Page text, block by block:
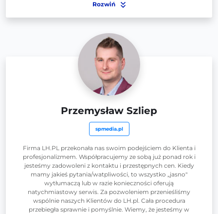
Rozwiń
Przemysław Szliep
spmedia.pl
Firma LH.PL przekonała nas swoim podejściem do Klienta i
profesjonalizmem. Współpracujemy ze sobą już ponad rok i
jesteśmy zadowoleni z kontaktu i przestępnych cen. Kiedy
mamy jakieś pytania/watpliwości, to wszystko „jasno"
wytłumaczą lub w razie konieczności oferują
natychmiastowy serwis. Za pozwoleniem przenieśliśmy
wspólnie naszych Klientów do LH.pl. Cała procedura
przebiegła sprawnie i pomyślnie. Wiemy, że jesteśmy w